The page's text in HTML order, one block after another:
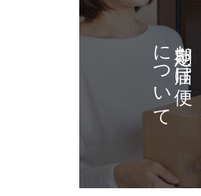
定期お届け便
について